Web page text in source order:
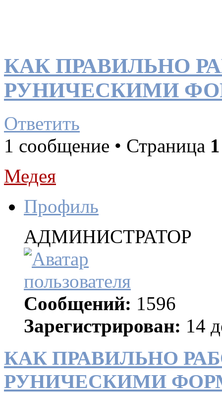
КАК ПРАВИЛЬНО
РУНИЧЕСКИМИ
Ответить
1 сообщение • Страница 1
Медея
Профиль
АДМИНИСТРАТОР
Сообщений: 1596
Зарегистрирован: 14
КАК ПРАВИЛЬНО
РУНИЧЕСКИМИ